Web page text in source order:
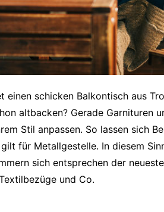
einen schicken Balkontisch aus
altbacken? Gerade Garnituren
Stil anpassen. So lassen sich
für Metallgestelle. In diesem
sich entsprechen der
und Co.